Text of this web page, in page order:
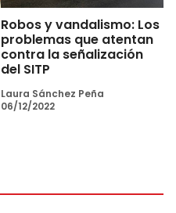
Robos y vandalismo: Los
problemas que atentan
contra la señalización
del SITP
Laura Sánchez Peña
06/12/2022